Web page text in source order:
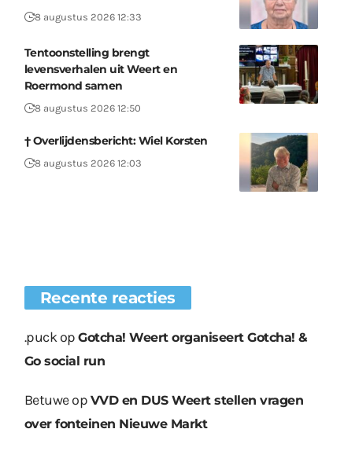
8 augustus 2026 12:33
Tentoonstelling brengt
levensverhalen uit Weert en
Roermond samen
8 augustus 2026 12:50
† Overlijdensbericht: Wiel Korsten
8 augustus 2026 12:03
Recente reacties
.puckopGotcha! Weert organiseert Gotcha! &
Go social run
Betuweop VVD en DUS Weert stellen vragen
over fonteinen Nieuwe Markt